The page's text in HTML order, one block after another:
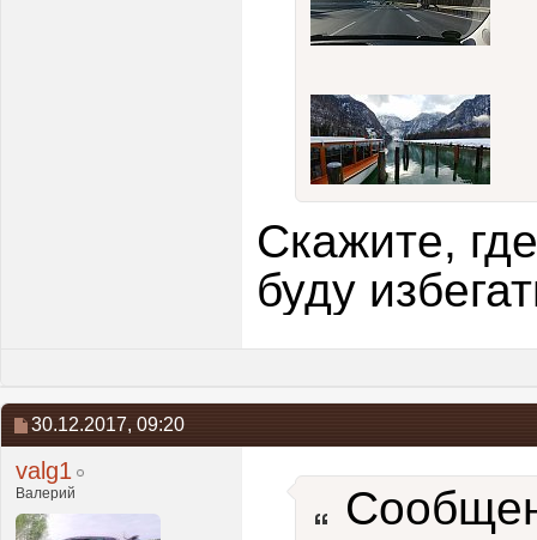
Скажите,
буду
30.12.2017, 09:20
valg1
Валерий